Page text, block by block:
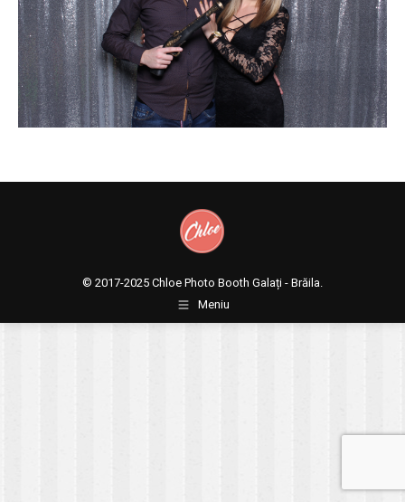
© 2017-2025 Chloe Photo Booth Galați - Brăila.
Meniu